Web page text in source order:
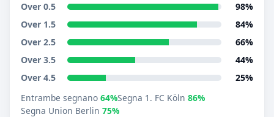
Over 0.5
98%
Over 1.5
84%
Over 2.5
66%
Over 3.5
44%
Over 4.5
25%
Entrambe segnano 64%Segna 1. FC Köln 86%
Segna Union Berlin 75%